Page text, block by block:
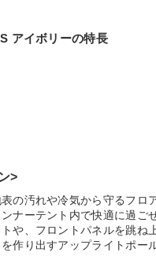
アイボリーの特長
>
の汚れや冷気から守るフロ
ナーテント内で快適に過ご
や、フロントパネルを跳ね
作り出すアップライトポー